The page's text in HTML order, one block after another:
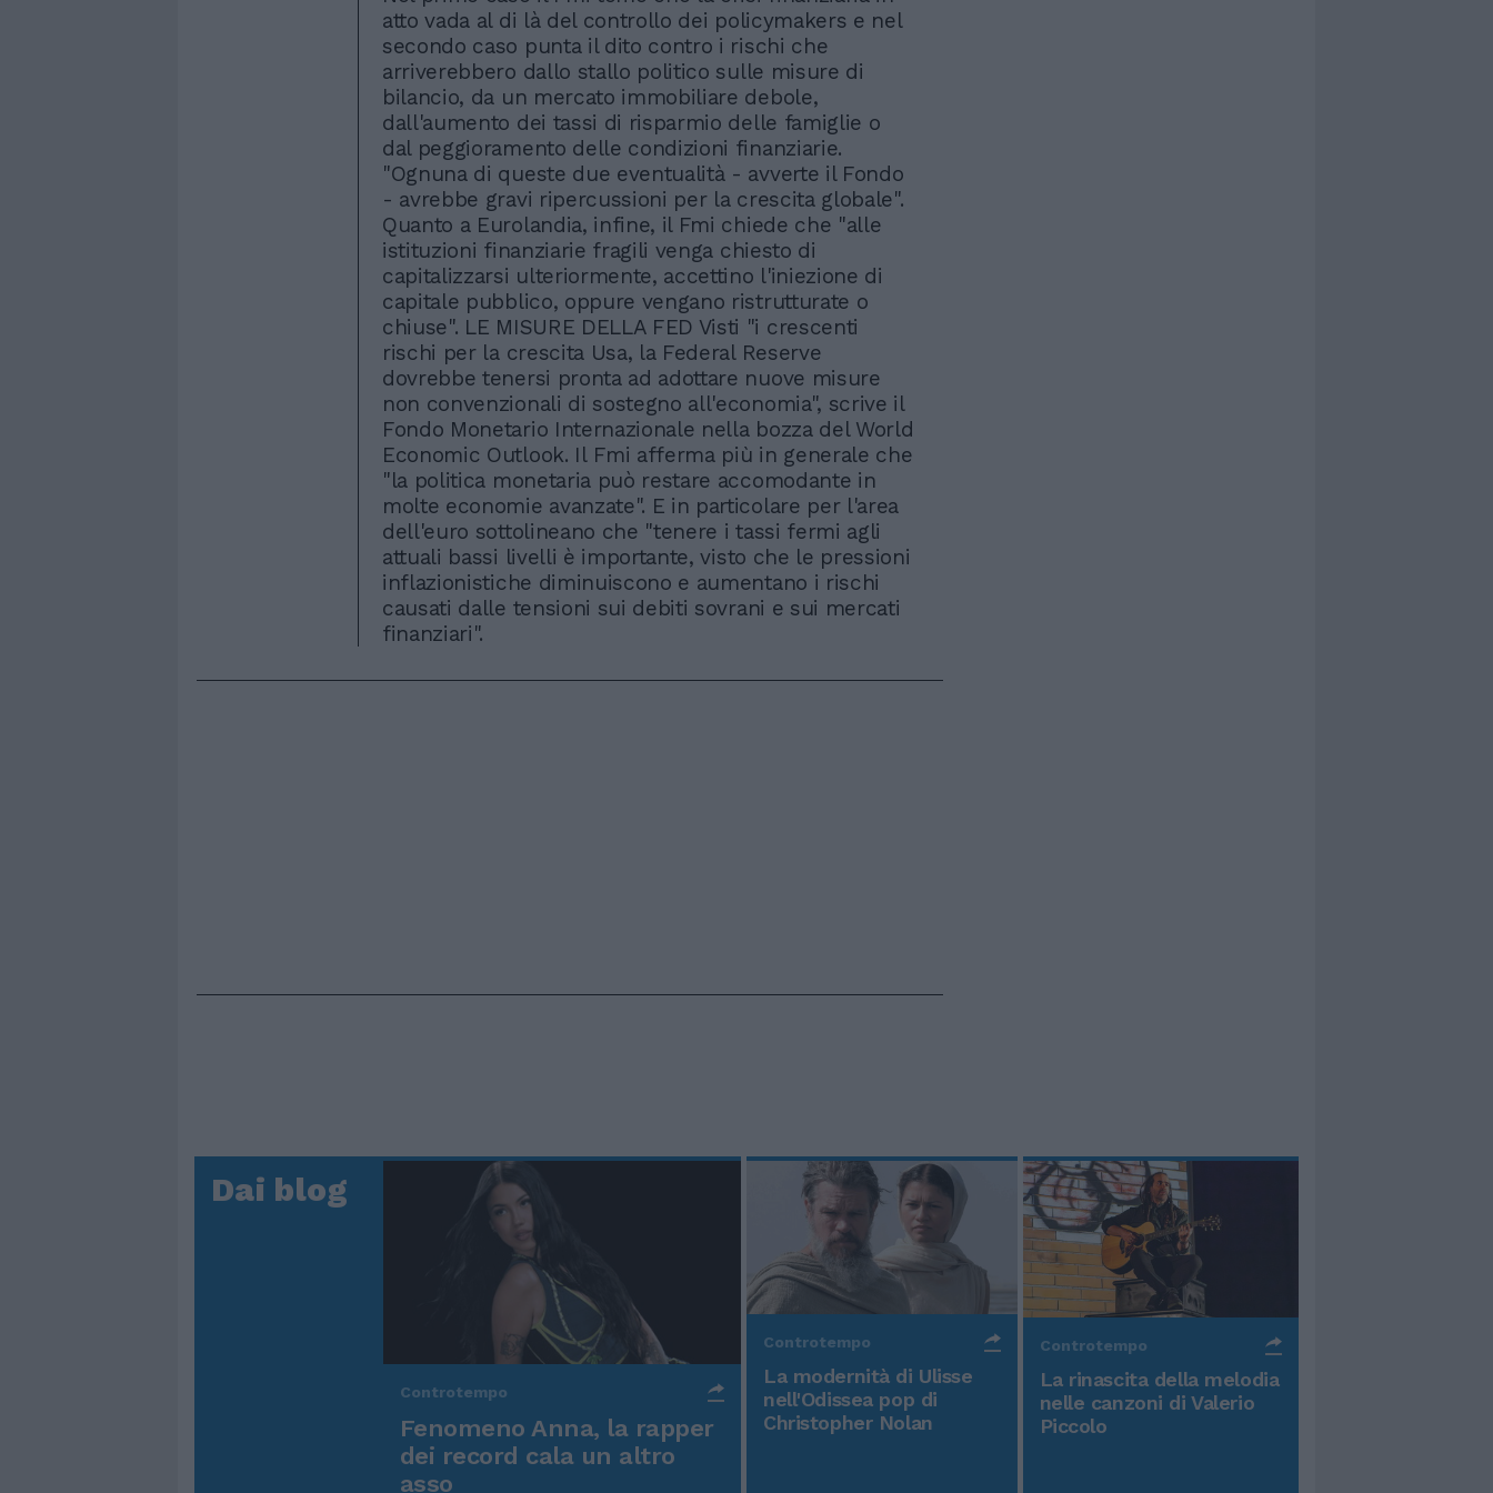
atto vada al di là del controllo dei policymakers e nel
secondo caso punta il dito contro i rischi che
arriverebbero dallo stallo politico sulle misure di
bilancio, da un mercato immobiliare debole,
dall'aumento dei tassi di risparmio delle famiglie o
dal peggioramento delle condizioni finanziarie.
"Ognuna di queste due eventualità - avverte il Fondo
- avrebbe gravi ripercussioni per la crescita globale".
Quanto a Eurolandia, infine, il Fmi chiede che "alle
istituzioni finanziarie fragili venga chiesto di
capitalizzarsi ulteriormente, accettino l'iniezione di
capitale pubblico, oppure vengano ristrutturate o
chiuse". LE MISURE DELLA FED Visti "i crescenti
rischi per la crescita Usa, la Federal Reserve
dovrebbe tenersi pronta ad adottare nuove misure
non convenzionali di sostegno all'economia", scrive il
Fondo Monetario Internazionale nella bozza del World
Economic Outlook. Il Fmi afferma più in generale che
"la politica monetaria può restare accomodante in
molte economie avanzate". E in particolare per l'area
dell'euro sottolineano che "tenere i tassi fermi agli
attuali bassi livelli è importante, visto che le pressioni
inflazionistiche diminuiscono e aumentano i rischi
causati dalle tensioni sui debiti sovrani e sui mercati
finanziari".
Dai blog
Controtempo
Fenomeno Anna, la rapper
dei record cala un altro
asso
Controtempo
La modernità di Ulisse
nell'Odissea pop di
Christopher Nolan
Controtempo
La rinascita della melodia
nelle canzoni di Valerio
Piccolo